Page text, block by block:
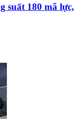
suất 180 mã lực,